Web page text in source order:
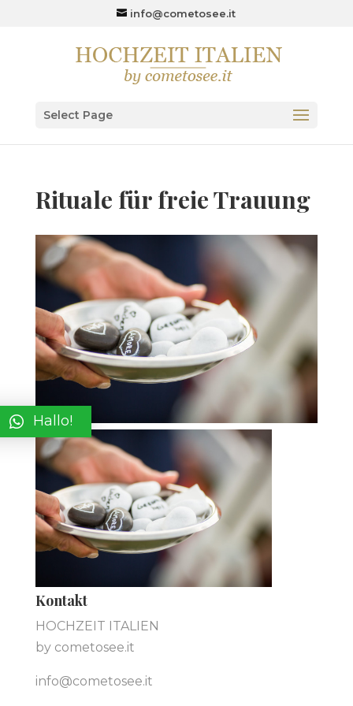
info@cometosee.it
Select Page
Rituale für freie Trauung
Kontakt
HOCHZEIT ITALIEN
by cometosee.it
info@cometosee.it
Hallo!